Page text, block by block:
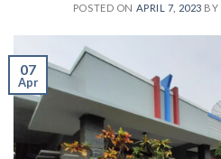
POSTED ON APRIL 7, 2023 BY
07
Apr